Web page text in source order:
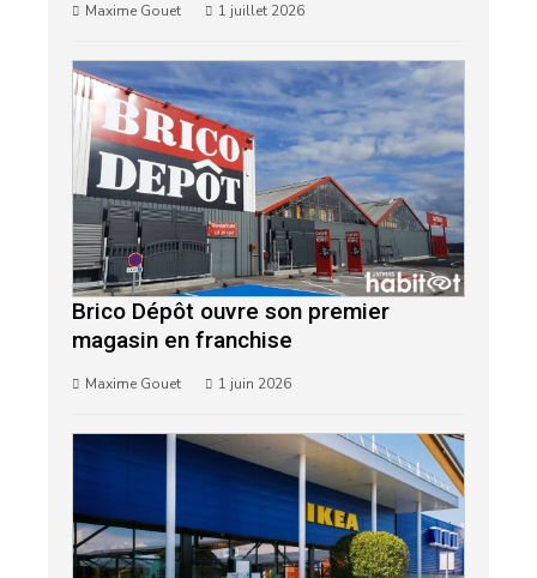
Maxime Gouet 1 juillet 2026
Brico Dépôt ouvre son premier
magasin en franchise
Maxime Gouet 1 juin 2026